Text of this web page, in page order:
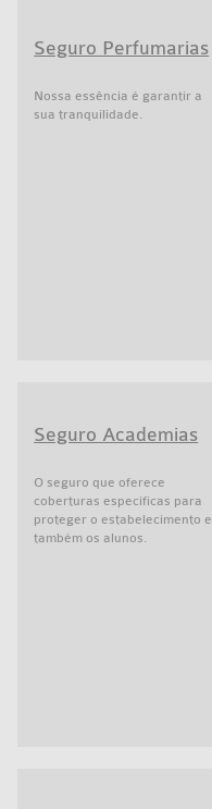
Seguro Perfumarias
Nossa essência é garantir a
sua tranquilidade.
Seguro Academias
O seguro que oferece
coberturas específicas para
proteger o estabelecimento e
também os alunos.